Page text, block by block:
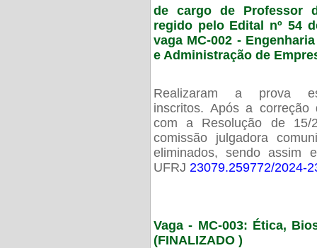
de cargo de Professor
regido pelo Edital nº 54
vaga MC-002 -
e Administração de
Realizaram a prova
inscritos. Após a
com a Resolução de 15/
comissão julgadora
eliminados, sendo assim
UFRJ 23079.259772/2024-
Vaga - MC-003: Ética,
(FINALIZADO )